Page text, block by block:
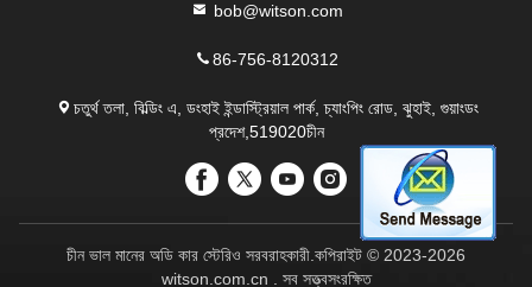
bob@witson.com
86-756-8120312
চতুর্থ তলা, বিল্ডিং এ, ডংহাই ইন্ডাস্ট্রিয়াল পার্ক, চ্যাংপিং রোড, ঝুহাই, গুয়াংডং
প্রদেশ,519020চীন
চীন ভাল মানের অডি কার স্টেরিও সরবরাহকারী.কপিরাইট © 2023-2026
witson.com.cn . সব সত্ত্বসংরক্ষিত